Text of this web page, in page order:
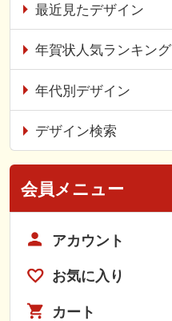
最近見たデザイン
年賀状人気ランキング
年代別デザイン
デザイン検索
会員メニュー
アカウント
お気に入り
カート